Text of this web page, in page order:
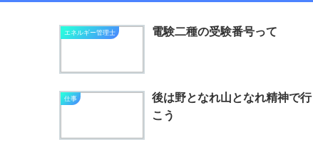
エネルギー管理士 電験二種の受験番号って
仕事
後は野となれ山となれ精神で行
こう